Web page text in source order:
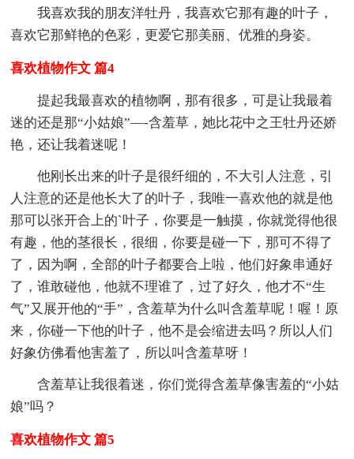
我喜欢我的朋友洋牡丹，我喜欢它那有趣的叶子，
喜欢它那鲜艳的色彩，更爱它那美丽、优雅的身姿。
喜欢植物作文 篇4
提起我最喜欢的植物啊，那有很多，可是让我最着
迷的还是那“小姑娘”—-含羞草，她比花中之王牡丹还娇
艳，还让我着迷呢！
他刚长出来的叶子是很纤细的，不大引人注意，引
人注意的还是他长大了的叶子，我唯一喜欢他的就是他
那可以张开合上的`叶子，你要是一触摸，你就觉得他很
有趣，他的茎很长，很细，你要是碰一下，那可不得了
了，因为啊，全部的叶子都要合上啦，他们好象串通好
了，谁敢碰他，他就不理谁了，过了好久，他才不“生
气”又展开他的“手”，含羞草为什么叫含羞草呢！喔！原
来，你碰一下他的叶子，他不是会缩进去吗？所以人们
好象仿佛看他害羞了，所以叫含羞草呀！
含羞草让我很着迷，你们觉得含羞草像害羞的“小姑
娘”吗？
喜欢植物作文 篇5